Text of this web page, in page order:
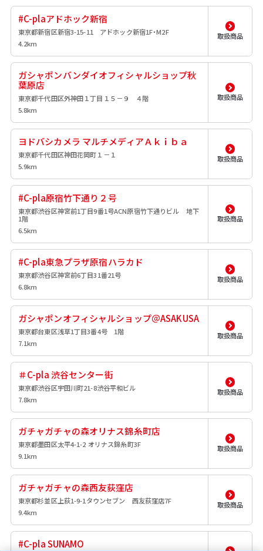
#C-plaアドホック新宿
東京都新宿区新宿3-15-11 アドホック新宿1F・M2F
4.2km
取扱商品
ガシャポンバンダイオフィシャルショップ秋
葉原店
東京都千代田区外神田１丁目１５－９ ４階
5.8km
取扱商品
ヨドバシカメラ マルチメディアＡｋｉｂａ
東京都千代田区神田花岡町１－１
5.9km
取扱商品
#C-pla原宿竹下通り２号
東京都渋谷区神宮前1丁目9番1号ACN原宿竹下通りビル 地下
1階
6.5km
取扱商品
#C-pla東急プラザ原宿ハラカド
東京都渋谷区神宮前6丁目31番21号
6.8km
取扱商品
ガシャポンオフィシャルショップ＠ASAKUSA
東京都台東区浅草1丁目3番4号 1階
7.1km
取扱商品
＃C-pla 渋谷センター街
東京都渋谷区宇田川町21-8渋谷平和ビル
7.8km
取扱商品
ガチャガチャの森オリナス錦糸町店
東京都墨田区太平4-1-2 オリナス錦糸町3F
9.1km
取扱商品
ガチャガチャの森西友荻窪店
東京都杉並区上荻1-9-1タウンセブン 西友荻窪店7F
9.4km
取扱商品
#C-pla SUNAMO